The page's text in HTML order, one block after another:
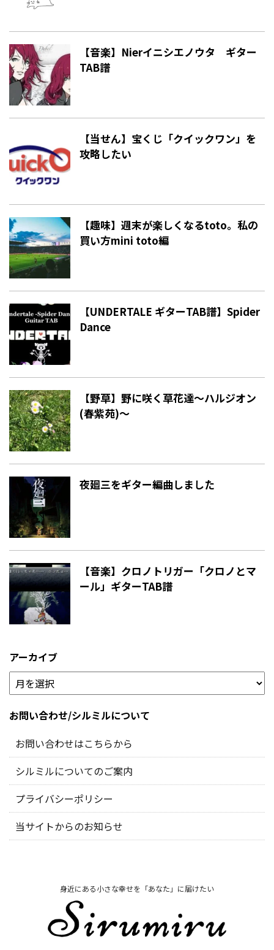
【音楽】Nierイニシエノウタ ギター
TAB譜
【当せん】宝くじ「クイックワン」を
攻略したい
【趣味】週末が楽しくなるtoto。私の
買い方mini toto編
【UNDERTALE ギターTAB譜】Spider
Dance
【野草】野に咲く草花達〜ハルジオン
(春紫苑)〜
夜廻三をギター編曲しました
【音楽】クロノトリガー「クロノとマ
ール」ギターTAB譜
アーカイブ
お問い合わせ/シルミルについて
お問い合わせはこちらから
シルミルについてのご案内
プライバシーポリシー
当サイトからのお知らせ
身近にある小さな幸せを「あなた」に届けたい